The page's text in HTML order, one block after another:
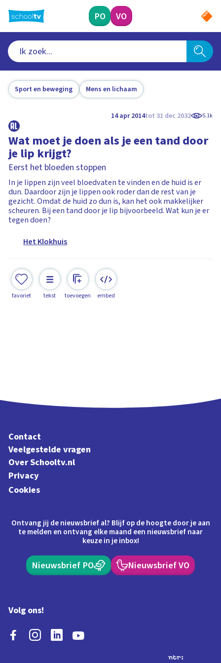
naar
hoofdinhoud
PO VO
Sport en beweging Mens en lichaam
14 apr 2014tot 31 dec 2032 5.1k
Wat moet je doen als je een tand door
je lip krijgt?
Eerst het bloeden stoppen
In je lippen zijn veel bloedvaten te vinden en de huid is er
dun. Daardoor zijn je lippen ook roder dan de rest van je
gezicht. Omdat de huid zo dun is, kan het ook makkelijker
scheuren. Bij een tand door je lip bijvoorbeeld. Wat kun je er
tegen doen?
Het Klokhuis
favoriet tekst toevoegen embed
Contact
Veelgestelde vragen
Over Schooltv.nl
Privacy
Cookies
Ontvang jij de nieuwsbrief al? Blijf op de hoogte door je aan
te melden en ontvang elke maand een nieuwsbrief naar
keuze in je inbox!
Nieuwsbrief PO Nieuwsbrief VO
Volg ons!